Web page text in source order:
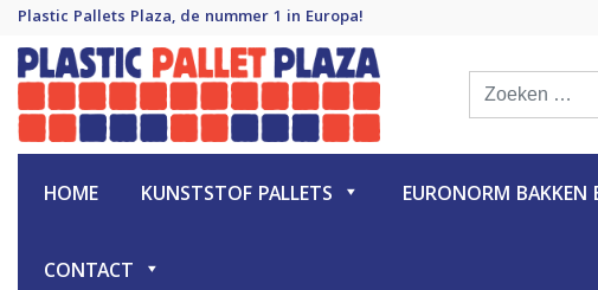
Plastic Pallets Plaza, de nummer 1 in Europa!
Plastic Pallet Plaza
Plastic Pallets Plaza, de nummer 1 in Europa!
HOME KUNSTSTOF PALLETS EURONORM BAKKEN
CONTACT